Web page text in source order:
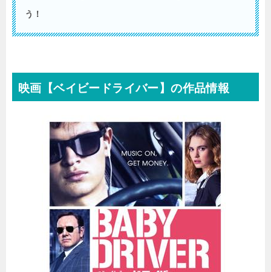
う！
映画【ベイビードライバー】の作品情報